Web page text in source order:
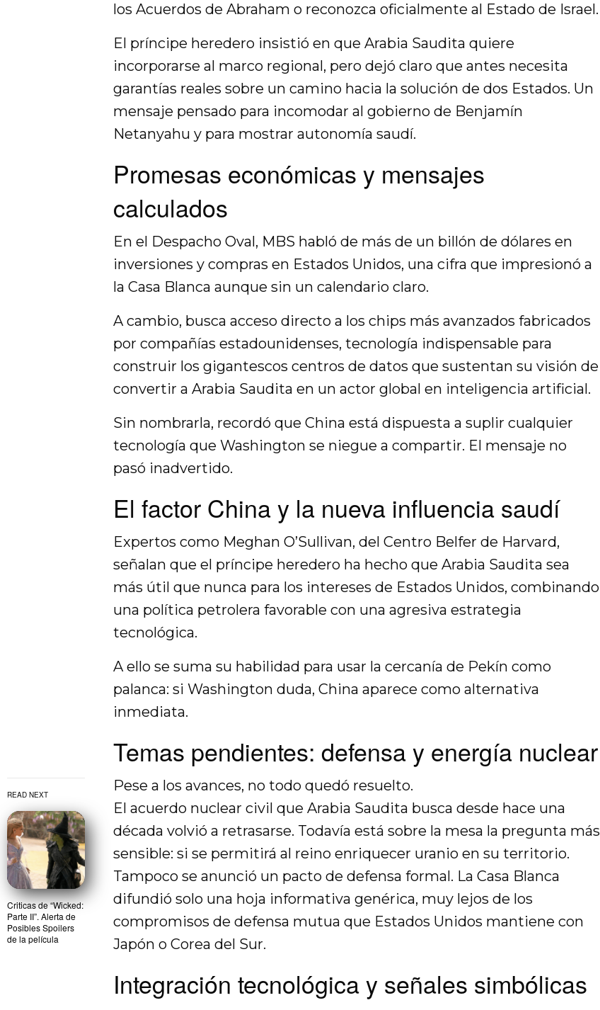
READ NEXT
Criticas de “Wicked:
Parte II”. Alerta de
Posibles Spoilers
de la película
los Acuerdos de Abraham o reconozca oficialmente al Estado de Israel.
El príncipe heredero insistió en que Arabia Saudita quiere
incorporarse al marco regional, pero dejó claro que antes necesita
garantías reales sobre un camino hacia la solución de dos Estados. Un
mensaje pensado para incomodar al gobierno de Benjamín
Netanyahu y para mostrar autonomía saudí.
Promesas económicas y mensajes
calculados
En el Despacho Oval, MBS habló de más de un billón de dólares en
inversiones y compras en Estados Unidos, una cifra que impresionó a
la Casa Blanca aunque sin un calendario claro.
A cambio, busca acceso directo a los chips más avanzados fabricados
por compañías estadounidenses, tecnología indispensable para
construir los gigantescos centros de datos que sustentan su visión de
convertir a Arabia Saudita en un actor global en inteligencia artificial.
Sin nombrarla, recordó que China está dispuesta a suplir cualquier
tecnología que Washington se niegue a compartir. El mensaje no
pasó inadvertido.
El factor China y la nueva influencia saudí
Expertos como Meghan O’Sullivan, del Centro Belfer de Harvard,
señalan que el príncipe heredero ha hecho que Arabia Saudita sea
más útil que nunca para los intereses de Estados Unidos, combinando
una política petrolera favorable con una agresiva estrategia
tecnológica.
A ello se suma su habilidad para usar la cercanía de Pekín como
palanca: si Washington duda, China aparece como alternativa
inmediata.
Temas pendientes: defensa y energía nuclear
Pese a los avances, no todo quedó resuelto.
El acuerdo nuclear civil que Arabia Saudita busca desde hace una
década volvió a retrasarse. Todavía está sobre la mesa la pregunta más
sensible: si se permitirá al reino enriquecer uranio en su territorio.
Tampoco se anunció un pacto de defensa formal. La Casa Blanca
difundió solo una hoja informativa genérica, muy lejos de los
compromisos de defensa mutua que Estados Unidos mantiene con
Japón o Corea del Sur.
Integración tecnológica y señales simbólicas